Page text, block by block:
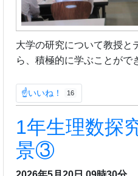
大学の研究について教授と
ら、積極的に学ぶことがで
☝いいね！ 16
1年生理数探
景③